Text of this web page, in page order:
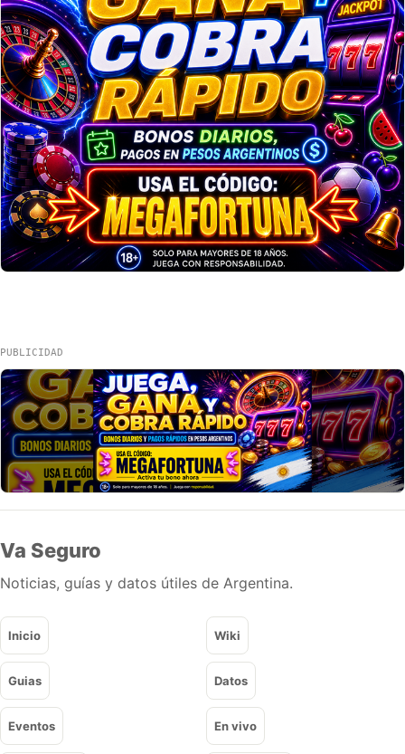
PUBLICIDAD
Va Seguro
Noticias, guías y datos útiles de Argentina.
Inicio Wiki
Guias Datos
Eventos En vivo